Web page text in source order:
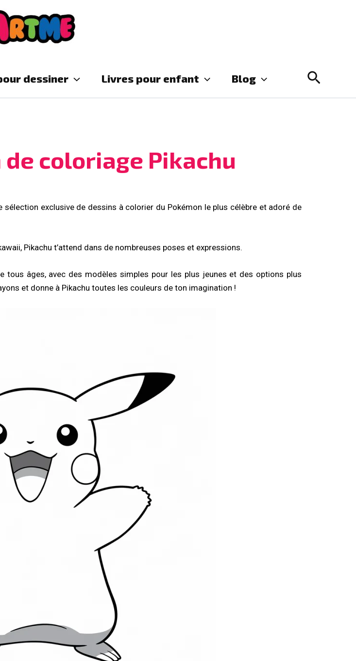
dessiner Livres pour enfant Blog
coloriage Pikachu
sélection exclusive de dessins à colorier du Pokémon le plus célèbre et adoré de
Pikachu t’attend dans de nombreuses poses et expressions.
tous âges, avec des modèles simples pour les plus jeunes et des options plus
et donne à Pikachu toutes les couleurs de ton imagination !